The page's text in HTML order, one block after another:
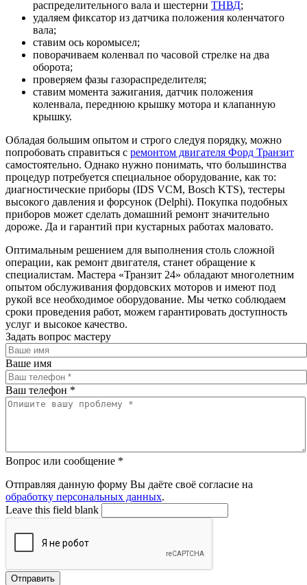
распределительного вала и шестерни ТНВД;
удаляем фиксатор из датчика положения коленчатого
вала;
ставим ось коромысел;
поворачиваем коленвал по часовой стрелке на два
оборота;
проверяем фазы газораспределителя;
ставим момента зажигания, датчик положения
коленвала, переднюю крышку мотора и клапанную
крышку.
Обладая большим опытом и строго следуя порядку, можно
попробовать справиться с ремонтом двигателя Форд Транзит
самостоятельно. Однако нужно понимать, что большинства
процедур потребуется специальное оборудование, как то:
диагностические приборы (IDS VCM, Bosch KTS), тестеры
высокого давления и форсунок (Delphi). Покупка подобных
приборов может сделать домашний ремонт значительно
дороже. Да и гарантий при кустарных работах маловато.
Оптимальным решением для выполнения столь сложной
операции, как ремонт двигателя, станет обращение к
специалистам. Мастера «Транзит 24» обладают многолетним
опытом обслуживания фордовских моторов и имеют под
рукой все необходимое оборудование. Мы четко соблюдаем
сроки проведения работ, можем гарантировать доступность
услуг и высокое качество.
Задать вопрос мастеру
Ваше имя
Ваш телефон *
Вопрос или сообщение *
Отправляя данную форму Вы даёте своё согласие на
обработку персональных данных.
Leave this field blank
Отправить